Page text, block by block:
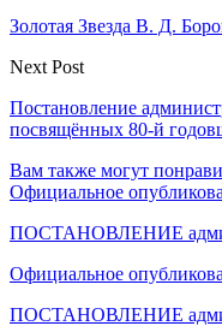
Золотая Звезда В. Д.
Next Post
Постановление
посвящённых 80-й
Вам также могут
Официальное
ПОСТАНОВЛЕНИЕ
Официальное
ПОСТАНОВЛЕНИЕ